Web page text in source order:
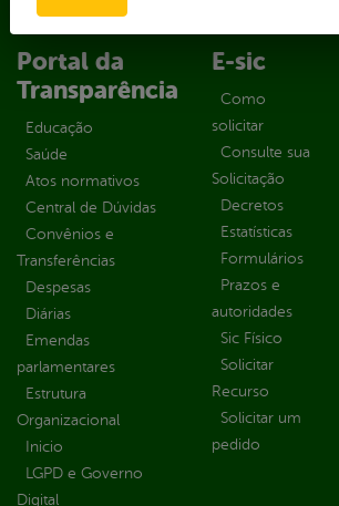
Transparência, Fiscalização e Controle
Portal da
Transparência
Educação
Saúde
Atos normativos
Central de Dúvidas
Convênios e
Transferências
Despesas
Diárias
Emendas
parlamentares
Estrutura
Organizacional
Inicio
LGPD e Governo
Digital
E-sic
Como
solicitar
Consulte sua
Solicitação
Decretos
Estatísticas
Formulários
Prazos e
autoridades
Sic Físico
Solicitar
Recurso
Solicitar um
pedido